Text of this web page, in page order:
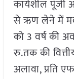
कार्यशील पूंजी
से ऋण लेने में
को 3 वर्ष की
रु.तक की
अलावा, प्रति